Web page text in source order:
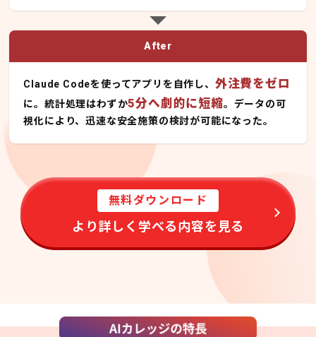
After
Claude Codeを使ってアプリを自作し、 外注費をゼロ
に。統計処理はわずか5分へ劇的に短縮。データの可
視化により、迅速な安全施策の検討が可能になった。
無料ダウンロード
より詳しく学べる内容を見る